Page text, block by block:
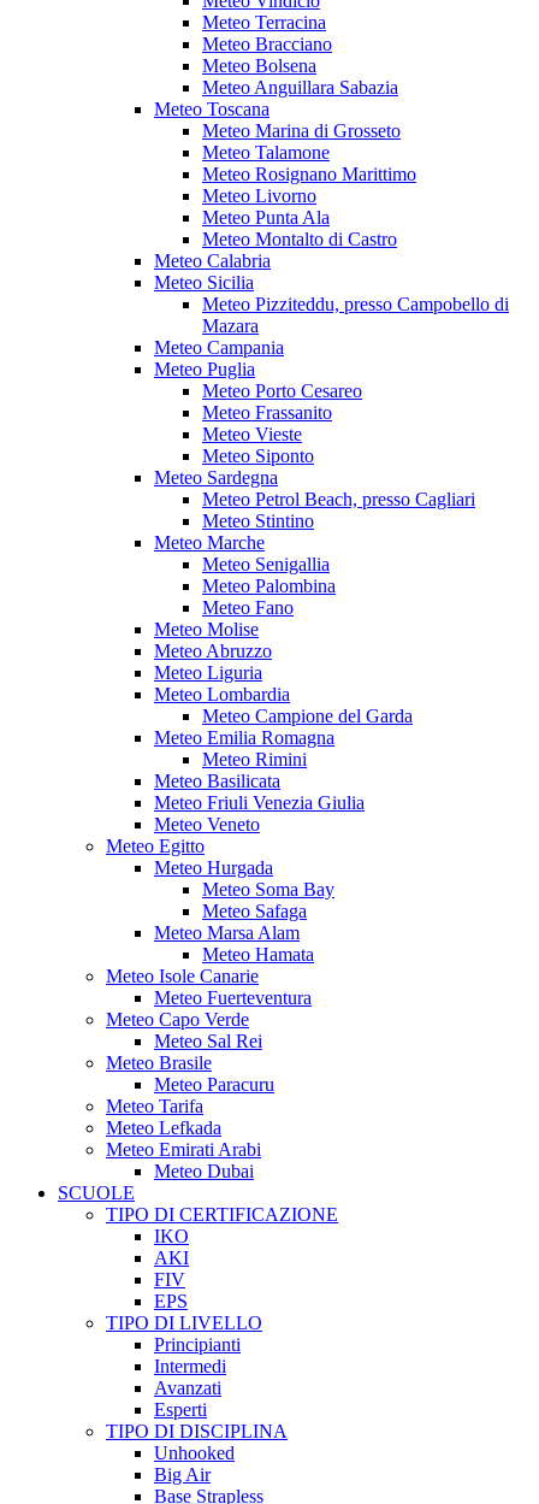
Meteo Terracina
Meteo Bracciano
Meteo Bolsena
Meteo Anguillara Sabazia
Meteo Toscana
Meteo Marina di Grosseto
Meteo Talamone
Meteo Rosignano Marittimo
Meteo Livorno
Meteo Punta Ala
Meteo Montalto di Castro
Meteo Calabria
Meteo Sicilia
Meteo Pizziteddu, presso Campobello di
Mazara
Meteo Campania
Meteo Puglia
Meteo Porto Cesareo
Meteo Frassanito
Meteo Vieste
Meteo Siponto
Meteo Sardegna
Meteo Petrol Beach, presso Cagliari
Meteo Stintino
Meteo Marche
Meteo Senigallia
Meteo Palombina
Meteo Fano
Meteo Molise
Meteo Abruzzo
Meteo Liguria
Meteo Lombardia
Meteo Campione del Garda
Meteo Emilia Romagna
Meteo Rimini
Meteo Basilicata
Meteo Friuli Venezia Giulia
Meteo Veneto
Meteo Egitto
Meteo Hurgada
Meteo Soma Bay
Meteo Safaga
Meteo Marsa Alam
Meteo Hamata
Meteo Isole Canarie
Meteo Fuerteventura
Meteo Capo Verde
Meteo Sal Rei
Meteo Brasile
Meteo Paracuru
Meteo Tarifa
Meteo Lefkada
Meteo Emirati Arabi
Meteo Dubai
SCUOLE
TIPO DI CERTIFICAZIONE
IKO
AKI
FIV
EPS
TIPO DI LIVELLO
Principianti
Intermedi
Avanzati
Esperti
TIPO DI DISCIPLINA
Unhooked
Big Air
Base Strapless